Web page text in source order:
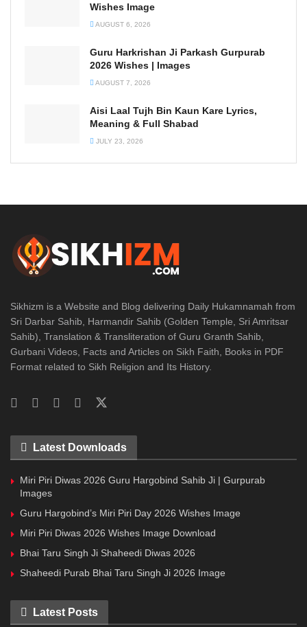
Wishes Image
AUGUST 6, 2026
Guru Harkrishan Ji Parkash Gurpurab
2026 Wishes | Images
AUGUST 7, 2026
Aisi Laal Tujh Bin Kaun Kare Lyrics,
Meaning & Full Shabad
JULY 23, 2026
Sikhizm is a Website and Blog delivering Daily Hukamnamah from
Sri Darbar Sahib, Harmandir Sahib (Golden Temple, Sri Amritsar
Sahib), Translation & Transliteration of Guru Granth Sahib,
Gurbani Videos, Facts and Articles on Sikh Faith, Books in PDF
Format related to Sikh Religion and Its History.
Latest Downloads
Miri Piri Diwas 2026 Guru Hargobind Sahib Ji | Gurpurab
Images
Guru Hargobind’s Miri Piri Day 2026 Wishes Image
Miri Piri Diwas 2026 Wishes Image Download
Bhai Taru Singh Ji Shaheedi Diwas 2026
Shaheedi Purab Bhai Taru Singh Ji 2026 Image
Latest Posts